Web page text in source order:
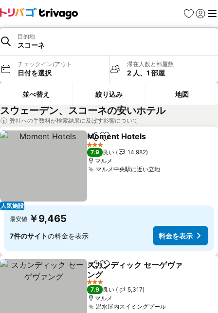
お気に入り
ログイ
メ
目的地
スコーネ
チェックイン/アウト
日付を選択
滞在人数と部屋数
2 人、1 部屋
並べ替え 絞り込み 地図
スウェーデン、スコーネの安いホテル
弊社への手数料が検索結果に及ぼす影響について
人気施設
シェアお気に入りに追加
Moment Hotels
3 ホテルのランク
7.9 良い
14,982
マルメ
マルメ中央駅に近い立地
最安値 ￥9,465
7件のサイトの料金を表示 料金を表示
シェアお気に入りに追加
スカンディック セーゲヴァ
ング
3 ホテルのランク
7.9 良い
5,317
マルメ
温水屋内スイミングプール